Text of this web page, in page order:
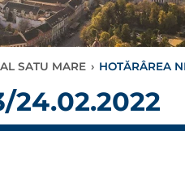
SATU MARE › HOTĂRÂREA
24.02.2022